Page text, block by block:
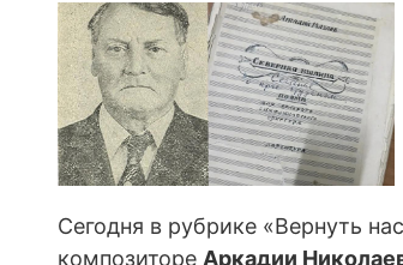
Сегодня в рубрике «Вернуть
композиторе Аркадии